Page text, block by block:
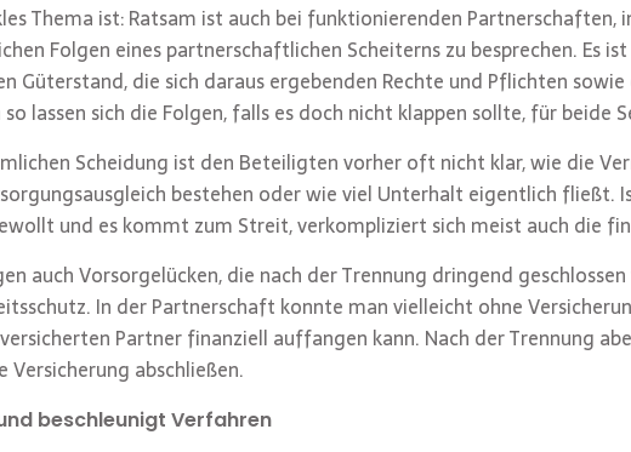
Thema ist: Ratsam ist auch bei funktionierenden Partnerschaften,
Folgen eines partnerschaftlichen Scheiterns zu besprechen. Es
Güterstand, die sich daraus ergebenden Rechte und Pflichten
lassen sich die Folgen, falls es doch nicht klappen sollte, für beide
Scheidung ist den Beteiligten vorher oft nicht klar, wie die
bestehen oder wie viel Unterhalt eigentlich fließt.
und es kommt zum Streit, verkompliziert sich meist auch die
auch Vorsorgelücken, die nach der Trennung dringend
In der Partnerschaft konnte man vielleicht ohne
Partner finanziell auffangen kann. Nach der Trennung
abschließen.
beschleunigt Verfahren